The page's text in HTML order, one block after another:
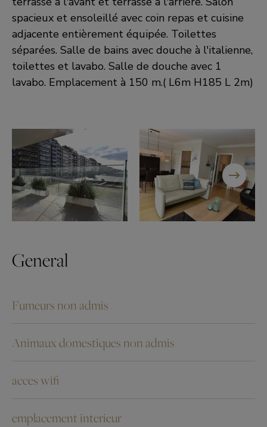
spacieux et ensoleillé avec coin repas et cuisine
adjacente entièrement équipée. Toilettes
séparées. Salle de bains avec douche à l'italienne,
toilettes et lavabo. Salle de douche avec 1
lavabo. Emplacement à 150 m.( L6m H185 L 2m)
General
Fumeurs non admis
Animaux domestiques non admis
acces wifi
emplacement interieur